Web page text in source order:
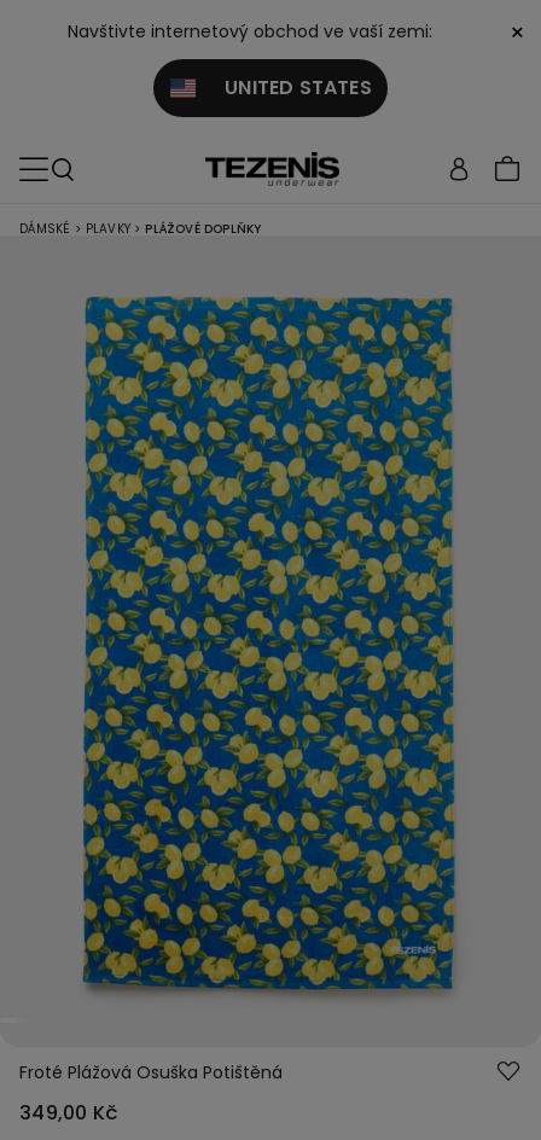
Navštivte internetový obchod ve vaší zemi:
UNITED STATES
×
DÁMSKÉ > PLAVKY > PLÁŽOVÉ DOPLŇKY
Froté Plážová Osuška Potištěná
349,00 Kč